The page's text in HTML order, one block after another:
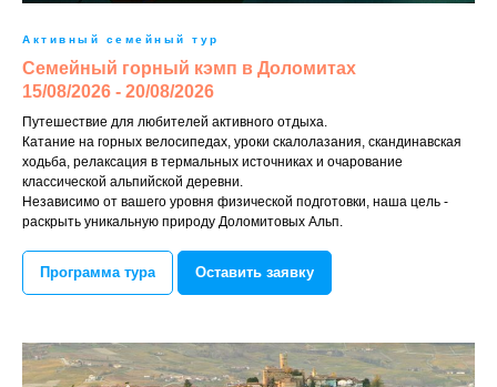
Активный семейный тур
Семейный горный кэмп в Доломитах
15/08/2026 - 20/08/2026
Путешествие для любителей активного отдыха.
Катание на горных велосипедах, уроки скалолазания, скандинавская
ходьба, релаксация в термальных источниках и очарование
классической альпийской деревни.
Независимо от вашего уровня физической подготовки, наша цель -
раскрыть уникальную природу Доломитовых Альп.
Программа тура Оставить заявку